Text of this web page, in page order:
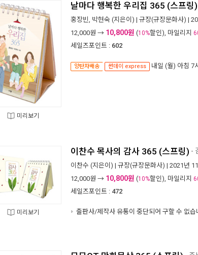
미리보기
날마다 행복한 우리집 365 (스프링)
홍장빈, 박현숙 (지은이) | 규장(규장문화사) |
12,000원 → 10,800원 (10%할인), 마일리지
세일즈포인트 : 602
양탄자배송 썬데이 express 내일 (월) 아침 7시
미리보기
이찬수 목사의 감사 365 (스프링) -
이찬수 (지은이) | 규장(규장문화사) | 2021년
12,000원 → 10,800원 (10%할인), 마일리지
세일즈포인트 : 472
출판사/제작사 유통이 중단되어 구할 수 없습